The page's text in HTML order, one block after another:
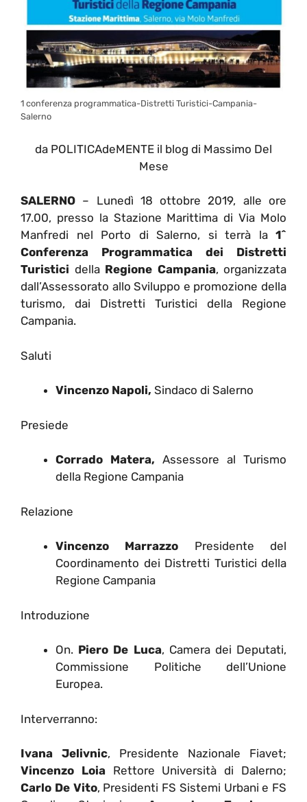
1 conferenza programmatica-Distretti Turistici-Campania-
Salerno
da POLITICAdeMENTE il blog di Massimo Del
Mese
SALERNO – Lunedì 18 ottobre 2019, alle ore
17.00, presso la Stazione Marittima di Via Molo
Manfredi nel Porto di Salerno, si terrà la1^
Conferenza Programmatica dei Distretti
Turistici della Regione Campania, organizzata
dall’Assessorato allo Sviluppo e promozione della
turismo, dai Distretti Turistici della Regione
Campania.
Saluti
Vincenzo Napoli, Sindaco di Salerno
Presiede
Corrado Matera, Assessore al Turismo
della Regione Campania
Relazione
Vincenzo Marrazzo Presidente del
Coordinamento dei Distretti Turistici della
Regione Campania
Introduzione
On. Piero De Luca, Camera dei Deputati,
Commissione Politiche dell’Unione
Europea.
Interverranno:
Ivana Jelivnic, Presidente Nazionale Fiavet;
Vincenzo LoiaRettore Università di Dalerno;
Carlo De Vito, Presidenti FS Sistemi Urbani e FS